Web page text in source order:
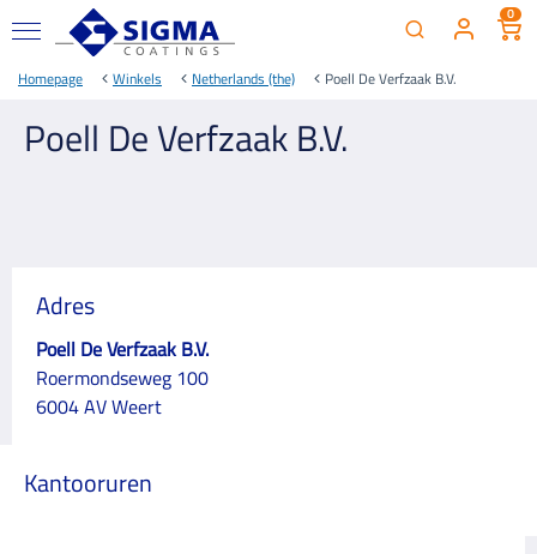
0
Homepage Winkels Netherlands (the) Poell De Verfzaak B.V.
Poell De Verfzaak B.V.
Adres
Poell De Verfzaak B.V.
Roermondseweg 100
6004 AV Weert
Kantooruren